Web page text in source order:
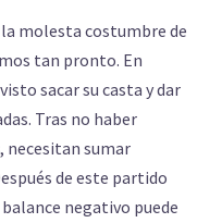
molesta costumbre de
tan pronto. En
sacar su casta y dar
Tras no haber
, necesitan sumar
de este partido
negativo puede